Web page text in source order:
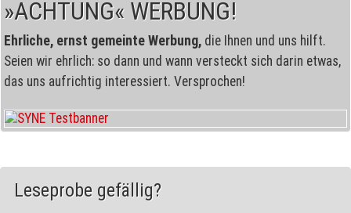
»ACHTUNG« WERBUNG!
Ehrliche, ernst gemeinte Werbung, die Ihnen und uns hilft.
Seien wir ehrlich: so dann und wann versteckt sich darin etwas,
das uns aufrichtig interessiert. Versprochen!
Leseprobe gefällig?